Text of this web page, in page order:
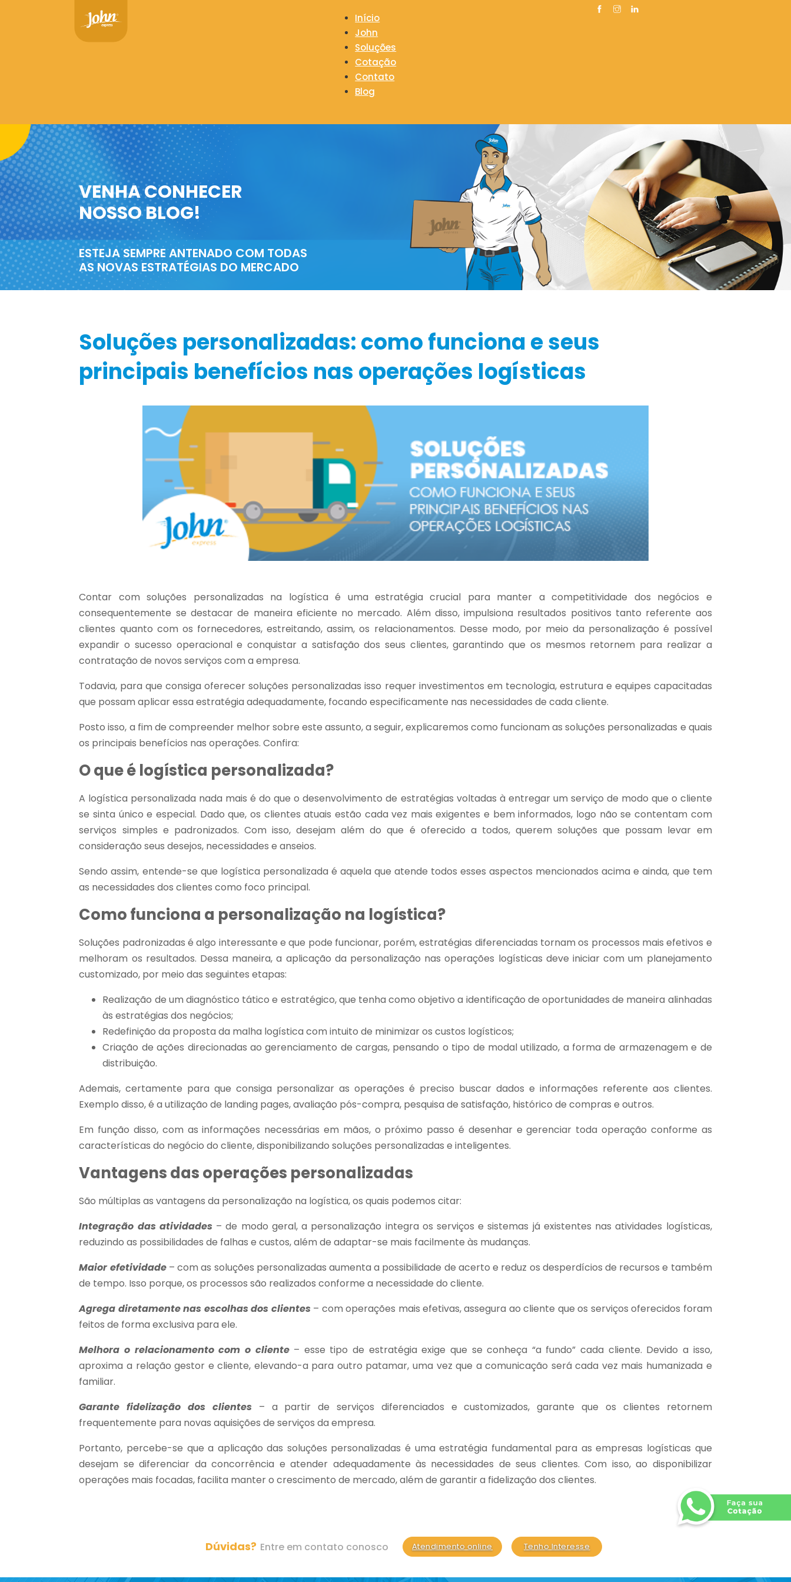
Início
John
Soluções
Cotação
Contato
Blog
VENHA CONHECER
NOSSO BLOG!
ESTEJA SEMPRE ANTENADO COM TODAS
AS NOVAS ESTRATÉGIAS DO MERCADO
Soluções personalizadas: como funciona e seus
principais benefícios nas operações logísticas
Contar com soluções personalizadas na logística é uma estratégia crucial para manter a competitividade dos negócios e
consequentemente se destacar de maneira eficiente no mercado. Além disso, impulsiona resultados positivos tanto referente aos
clientes quanto com os fornecedores, estreitando, assim, os relacionamentos. Desse modo, por meio da personalização é possível
expandir o sucesso operacional e conquistar a satisfação dos seus clientes, garantindo que os mesmos retornem para realizar a
contratação de novos serviços com a empresa.
Todavia, para que consiga oferecer soluções personalizadas isso requer investimentos em tecnologia, estrutura e equipes capacitadas
que possam aplicar essa estratégia adequadamente, focando especificamente nas necessidades de cada cliente.
Posto isso, a fim de compreender melhor sobre este assunto, a seguir, explicaremos como funcionam as soluções personalizadas e quais
os principais benefícios nas operações. Confira:
O que é logística personalizada?
A logística personalizada nada mais é do que o desenvolvimento de estratégias voltadas à entregar um serviço de modo que o cliente
se sinta único e especial. Dado que, os clientes atuais estão cada vez mais exigentes e bem informados, logo não se contentam com
serviços simples e padronizados. Com isso, desejam além do que é oferecido a todos, querem soluções que possam levar em
consideração seus desejos, necessidades e anseios.
Sendo assim, entende-se que logística personalizada é aquela que atende todos esses aspectos mencionados acima e ainda, que tem
as necessidades dos clientes como foco principal.
Como funciona a personalização na logística?
Soluções padronizadas é algo interessante e que pode funcionar, porém, estratégias diferenciadas tornam os processos mais efetivos e
melhoram os resultados. Dessa maneira, a aplicação da personalização nas operações logísticas deve iniciar com um planejamento
customizado, por meio das seguintes etapas:
Realização de um diagnóstico tático e estratégico, que tenha como objetivo a identificação de oportunidades de maneira alinhadas
às estratégias dos negócios;
Redefinição da proposta da malha logística com intuito de minimizar os custos logísticos;
Criação de ações direcionadas ao gerenciamento de cargas, pensando o tipo de modal utilizado, a forma de armazenagem e de
distribuição.
Ademais, certamente para que consiga personalizar as operações é preciso buscar dados e informações referente aos clientes.
Exemplo disso, é a utilização de landing pages, avaliação pós-compra, pesquisa de satisfação, histórico de compras e outros.
Em função disso, com as informações necessárias em mãos, o próximo passo é desenhar e gerenciar toda operação conforme as
características do negócio do cliente, disponibilizando soluções personalizadas e inteligentes.
Vantagens das operações personalizadas
São múltiplas as vantagens da personalização na logística, os quais podemos citar:
Integração das atividades – de modo geral, a personalização integra os serviços e sistemas já existentes nas atividades logísticas,
reduzindo as possibilidades de falhas e custos, além de adaptar-se mais facilmente às mudanças.
Maior efetividade– com as soluções personalizadas aumenta a possibilidade de acerto e reduz os desperdícios de recursos e também
de tempo. Isso porque, os processos são realizados conforme a necessidade do cliente.
Agrega diretamente nas escolhas dos clientes – com operações mais efetivas, assegura ao cliente que os serviços oferecidos foram
feitos de forma exclusiva para ele.
Melhora o relacionamento com o cliente– esse tipo de estratégia exige que se conheça “a fundo” cada cliente. Devido a isso,
aproxima a relação gestor e cliente, elevando-a para outro patamar, uma vez que a comunicação será cada vez mais humanizada e
familiar.
Garante fidelização dos clientes – a partir de serviços diferenciados e customizados, garante que os clientes retornem
frequentemente para novas aquisições de serviços da empresa.
Portanto, percebe-se que a aplicação das soluções personalizadas é uma estratégia fundamental para as empresas logísticas que
desejam se diferenciar da concorrência e atender adequadamente às necessidades de seus clientes. Com isso, ao disponibilizar
operações mais focadas, facilita manter o crescimento de mercado, além de garantir a fidelização dos clientes.
Dúvidas? Entre em contato conosco Atendimento online Tenho Interesse